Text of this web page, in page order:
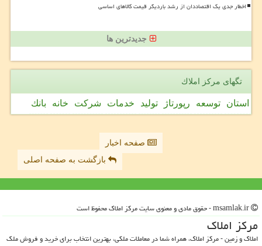
اخطار جدی یک اقتصاددان از رشد باردیگر قیمت کالاهای اساسی
جدیدترین ها
تگهای مركز املاك
استان توسعه رپورتاژ تولید خدمات شركت خانه بانك
صفحه اخبار
بازگشت به صفحه اصلی
مركز املاك
املاک و زمین - مرکز املاک، همراه شما در معاملات ملکی، بهترین انتخاب برای خرید و فروش ملک